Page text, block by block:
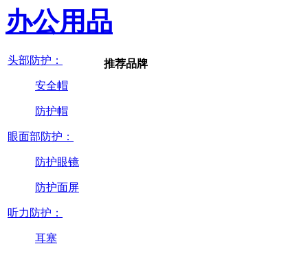
办公用品
头部防护：
安全帽
防护帽
眼面部防护：
防护眼镜
防护面屏
听力防护：
耳塞
推荐品牌